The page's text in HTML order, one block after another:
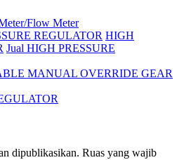
Flow Meter
REGULATOR HIGH
Jual HIGH PRESSURE
MANUAL OVERRIDE GEAR
dipublikasikan. Ruas yang wajib